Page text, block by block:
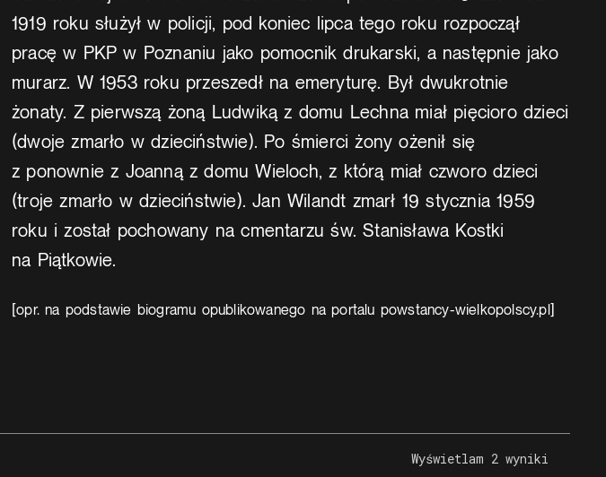
1919 roku służył w policji, pod koniec lipca tego roku rozpoczął
pracę w PKP w Poznaniu jako pomocnik drukarski, a następnie jako
murarz. W 1953 roku przeszedł na emeryturę. Był dwukrotnie
żonaty. Z pierwszą żoną Ludwiką z domu Lechna miał pięcioro dzieci
(dwoje zmarło w dzieciństwie). Po śmierci żony ożenił się
z ponownie z Joanną z domu Wieloch, z którą miał czworo dzieci
(troje zmarło w dzieciństwie). Jan Wilandt zmarł 19 stycznia 1959
roku i został pochowany na cmentarzu św. Stanisława Kostki
na Piątkowie.
[opr. na podstawie biogramu opublikowanego na portalu powstancy-wielkopolscy.pl]
Wyświetlam 2 wyniki